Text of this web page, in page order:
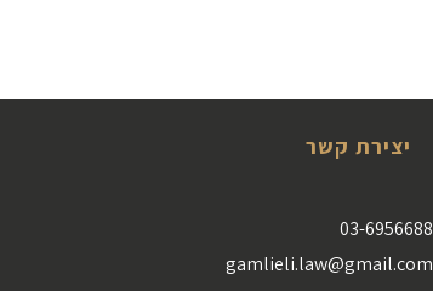
יצירת קשר
03-6956688
gamlieli.law@gmail.com